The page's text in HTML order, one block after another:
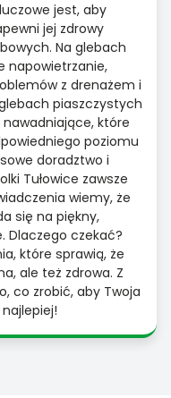
jest, aby
jej zdrowy
Na glebach
napowietrzanie,
z drenażem i
piaszczystych
które
poziomu
doradztwo i
Tułowice zawsze
wiemy, że
się na piękny,
Dlaczego czekać?
które sprawią, że
ale też zdrowa. Z
co zrobić, aby Twoja
najlepiej!